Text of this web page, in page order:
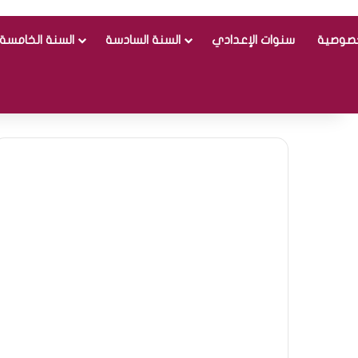
السنة الخامسة السنة السادسة سنوات الإعدادي